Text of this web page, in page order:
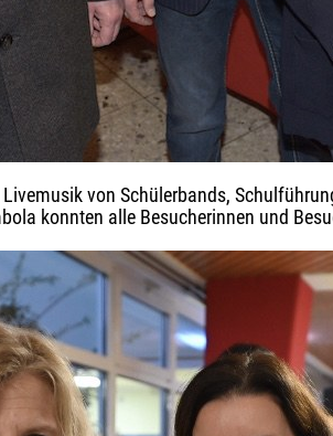
von Schülerbands,
konnten alle Besucherinnen und